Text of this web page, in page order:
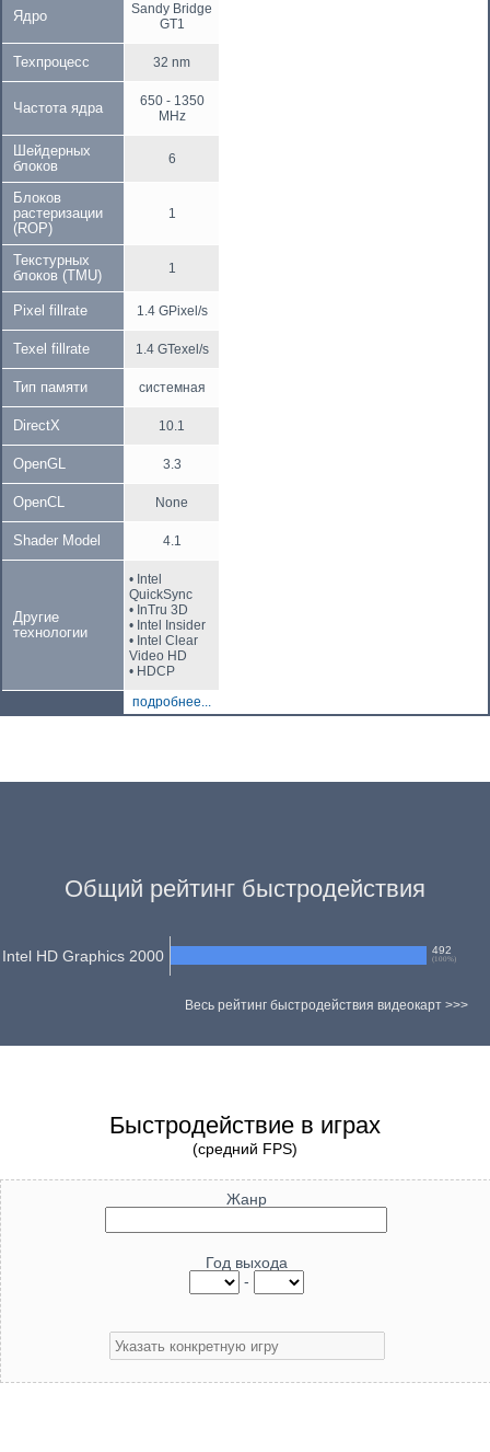
Ядро
Sandy Bridge
GT1
Техпроцесс 32 nm
Частота ядра
650 - 1350
MHz
Шейдерных
блоков
6
Блоков
растеризации
(ROP)
1
Текстурных
блоков (TMU)
1
Pixel fillrate 1.4 GPixel/s
Texel fillrate 1.4 GTexel/s
Тип памяти системная
DirectX 10.1
OpenGL 3.3
OpenCL None
Shader Model 4.1
Другие
технологии
• Intel
QuickSync
• InTru 3D
• Intel Insider
• Intel Clear
Video HD
• HDCP
подробнее...
Общий рейтинг быстродействия
Intel HD Graphics 2000 492
(100 %)
Весь рейтинг быстродействия видеокарт >>>
Быстродействие в играх
(средний FPS)
Жанр
Год выхода
-